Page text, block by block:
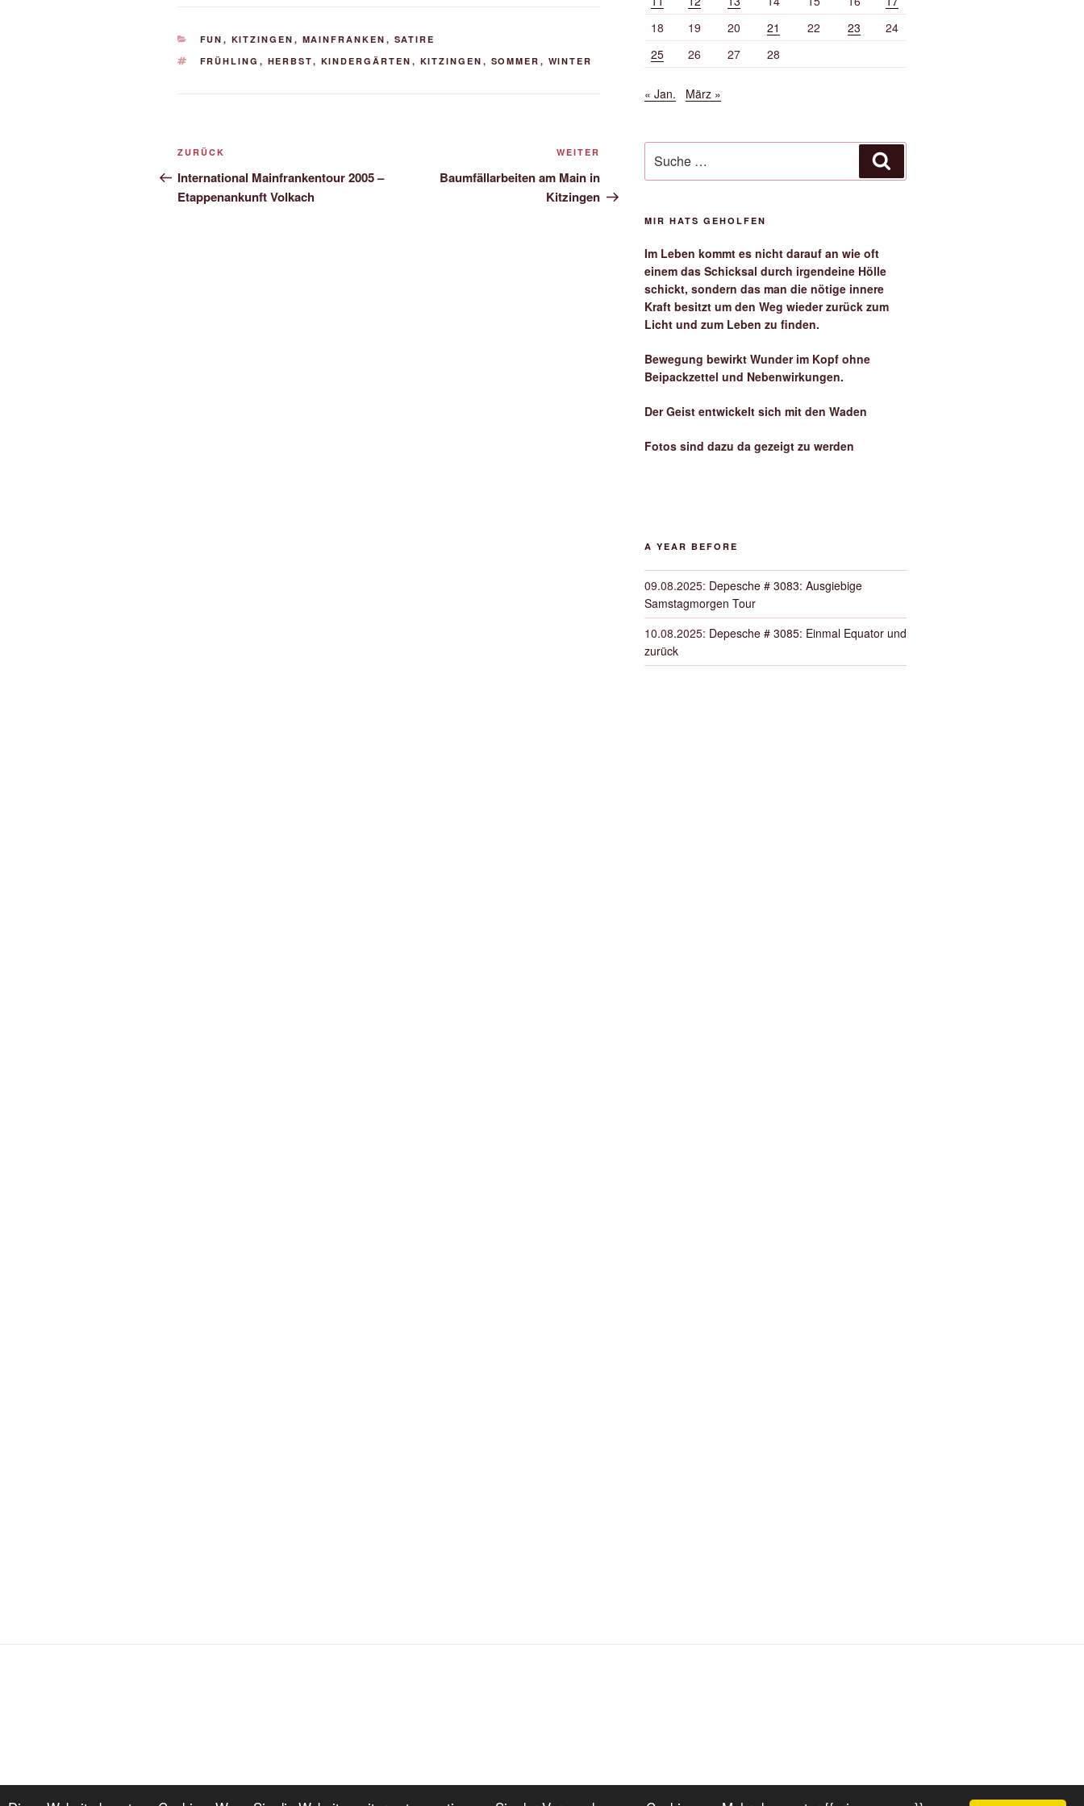
KATEGORIEN
FUN , KITZINGEN , MAINFRANKEN , SATIRE
SCHLAGWÖRTER
FRÜHLING , HERBST, KINDERGÄRTEN , KITZINGEN , SOMMER , WINTER
Beitrags-
Navigation
Vorheriger
Beitrag
ZURÜCK
International Mainfrankentour 2005 –
Etappenankunft Volkach
Nächster
Beitrag
WEITER
Baumfällarbeiten am Main in
Kitzingen
18
19 20 21 22 23
24
25
26 27 28
« Jan. März »
nach:
MIR HATS GEHOLFEN
Im Leben kommt es nicht darauf an wie oft
einem das Schicksal durch irgendeine Hölle
schickt, sondern das man die nötige innere
Kraft besitzt um den Weg wieder zurück zum
Licht und zum Leben zu finden.
Bewegung bewirkt Wunder im Kopf ohne
Beipackzettel und Nebenwirkungen.
Der Geist entwickelt sich mit den Waden
Fotos sind dazu da gezeigt zu werden
A YEAR BEFORE
09.08.2025: Depesche # 3083: Ausgiebige
Samstagmorgen Tour
10.08.2025: Depesche # 3085: Einmal Equator und
zurück